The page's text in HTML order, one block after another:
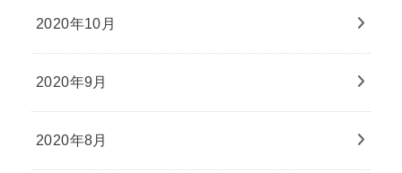
2020年10月
2020年9月
2020年8月